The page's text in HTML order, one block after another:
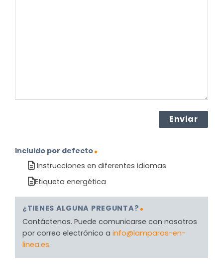
Incluido por defecto
Instrucciones en diferentes idiomas
Etiqueta energética
¿TIENES ALGUNA PREGUNTA?
Contáctenos. Puede comunicarse con nosotros
por correo electrónico a info@lamparas-en-
linea.es.